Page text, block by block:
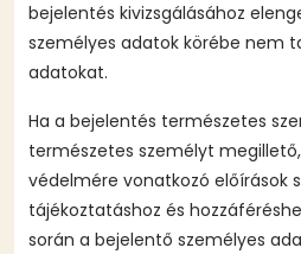
bejelentés kivizsgálásához
személyes adatok körébe nem
adatokat.
Ha a bejelentés természetes
természetes személyt
védelmére vonatkozó előírások
tájékoztatáshoz és
során a bejelentő személyes